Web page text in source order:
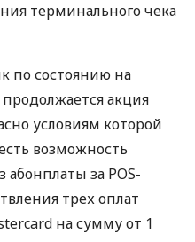
терминального чека
по состоянию на
акция
условиям которой
возможность
за POS-
трех оплат
на сумму от 1